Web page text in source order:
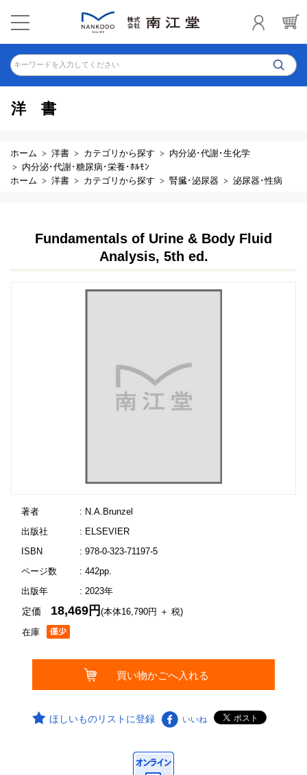
キーワードを入力してください
洋書
ホーム 洋書 カテゴリから探す
内分泌･代謝･生化学
内分泌･代謝･糖尿病･栄養･ﾎﾙﾓﾝ
ホーム
洋書 カテゴリから探す 腎臓･泌尿器 泌尿器･性病
Fundamentals of Urine & Body Fluid
Analysis, 5th ed.
著者
: N.A.Brunzel
出版社
: ELSEVIER
ISBN
: 978-0-323-71197-5
ページ数
: 442pp.
出版年
: 2023年
在庫
定価 18,469円(本体16,790円 ＋ 税)
ほしいものリストに登録 いいね